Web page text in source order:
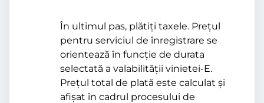
În ultimul pas, plătiți taxele. Prețul
pentru serviciul de înregistrare se
orientează în funcție de durata
selectată a valabilității vinietei-E.
Prețul total de plată este calculat și
afișat în cadrul procesului de